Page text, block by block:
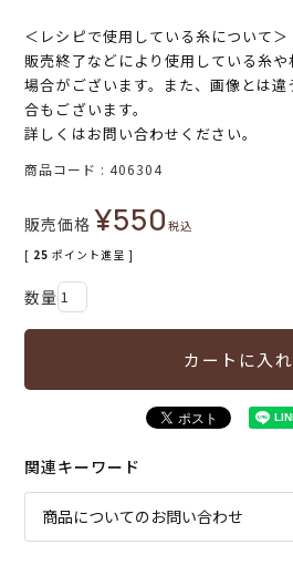
＜レシピで使用している糸について＞
販売終了などにより使用している糸
場合がございます。また、画像とは
合もございます。
詳しくはお問い合わせください。
商品コード 406304
販売価格 ¥550税込
[ 25 ポイント進呈 ]
カートに入れ
関連キーワード
商品についてのお問い合わせ